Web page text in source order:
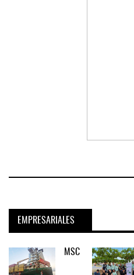
EMPRESARIALES
MSC